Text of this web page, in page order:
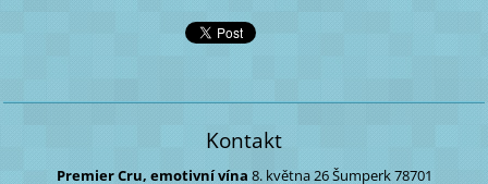
Kontakt
Premier Cru, emotivní vína 8. května 26Šumperk78701